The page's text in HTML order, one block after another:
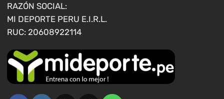
RAZÓN SOCIAL:
MI DEPORTE PERU E.I.R.L.
RUC: 20608922114